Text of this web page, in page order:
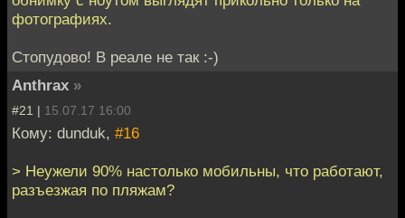
фотографиях.
Стопудово! В реале не так :-)
Anthrax »
#21 | 15.07.17 16:00
Кому: dunduk, #16
> Неужели 90% настолько мобильны, что работают,
разъезжая по пляжам?